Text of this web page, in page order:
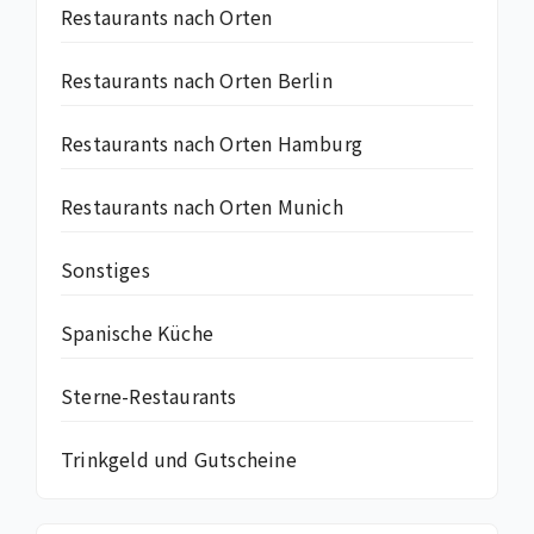
Restaurants nach Orten
Restaurants nach Orten Berlin
Restaurants nach Orten Hamburg
Restaurants nach Orten Munich
Sonstiges
Spanische Küche
Sterne-Restaurants
Trinkgeld und Gutscheine